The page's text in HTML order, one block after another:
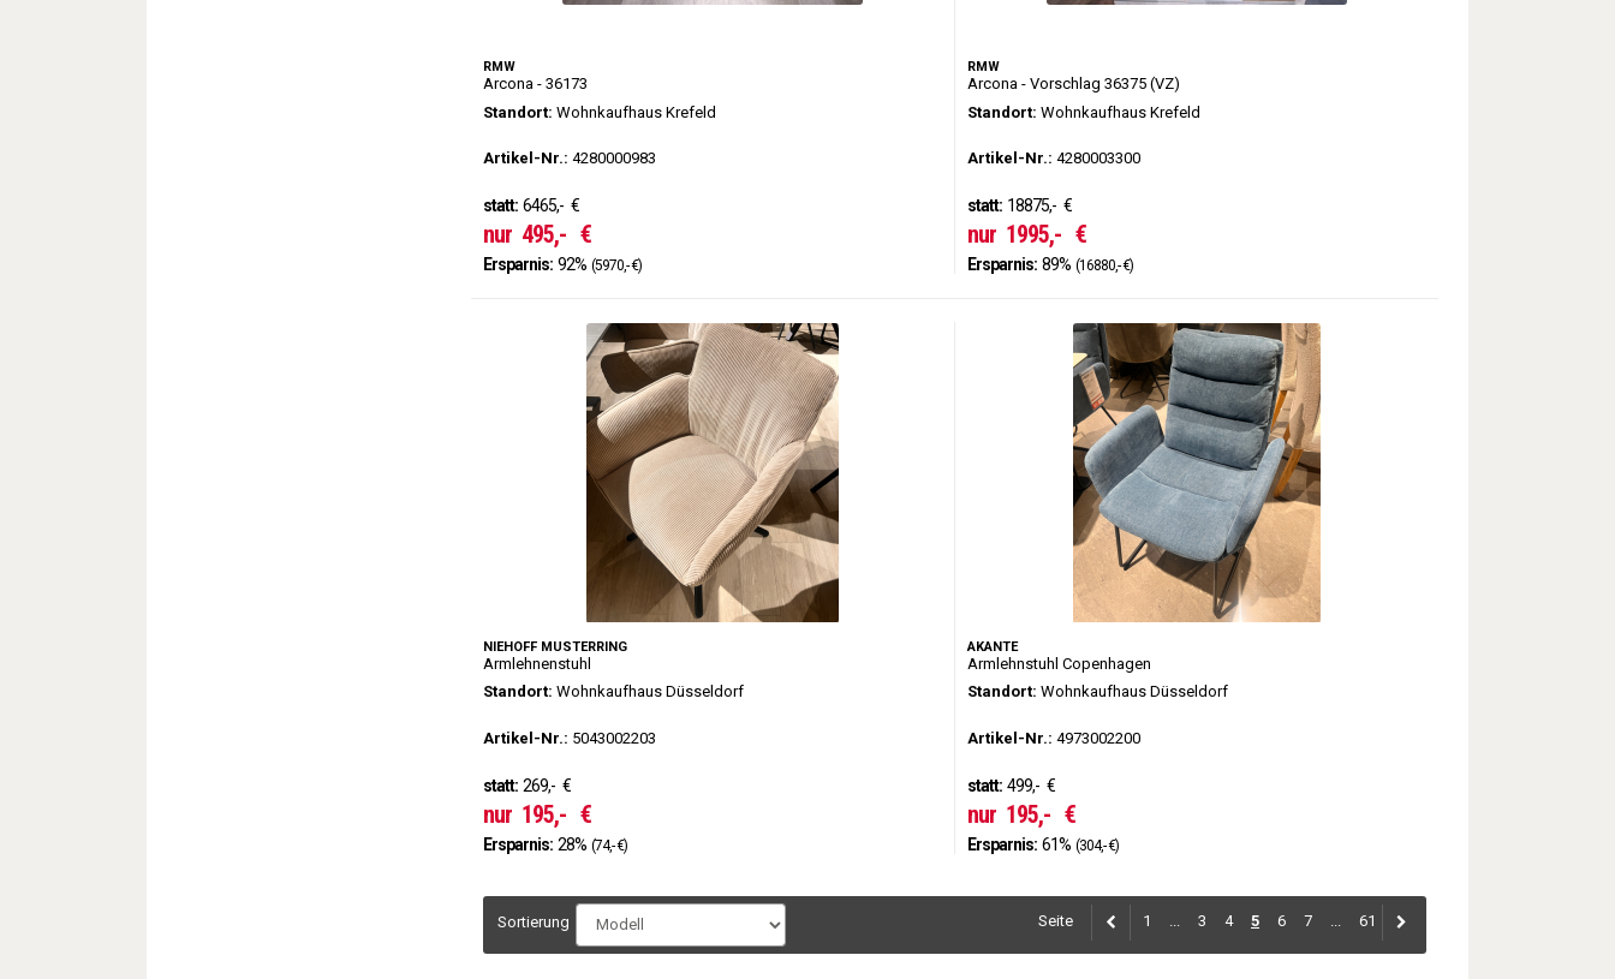
RMW
Arcona - 36173
Standort: Wohnkaufhaus Krefeld
Artikel-Nr.: 4280000983
statt: 6465,- €
nur 495,- €
Ersparnis: 92% (5970,- €)
RMW
Arcona - Vorschlag 36375 (VZ)
Standort: Wohnkaufhaus Krefeld
Artikel-Nr.: 4280003300
statt: 18875,- €
nur 1995,- €
Ersparnis: 89% (16880,- €)
NIEHOFF MUSTERRING
Armlehnenstuhl
Standort: Wohnkaufhaus Düsseldorf
Artikel-Nr.: 5043002203
statt: 269,- €
nur 195,- €
Ersparnis: 28% (74,- €)
AKANTE
Armlehnstuhl Copenhagen
Standort: Wohnkaufhaus Düsseldorf
Artikel-Nr.: 4973002200
statt: 499,- €
nur 195,- €
Ersparnis: 61% (304,- €)
Sortierung Seite 1 3 4 5 6 7 61